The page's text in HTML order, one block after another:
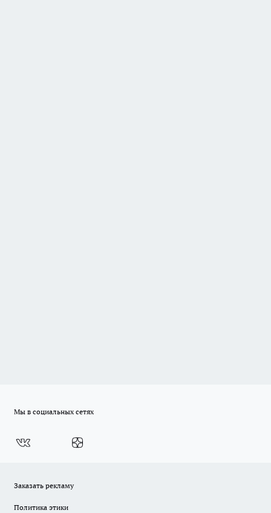
Мы в социальных сетях
Заказать рекламу
Политика этики